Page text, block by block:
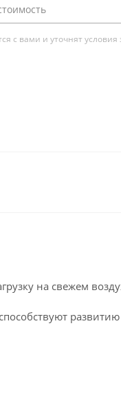
с вами и уточнят условия
на свежем